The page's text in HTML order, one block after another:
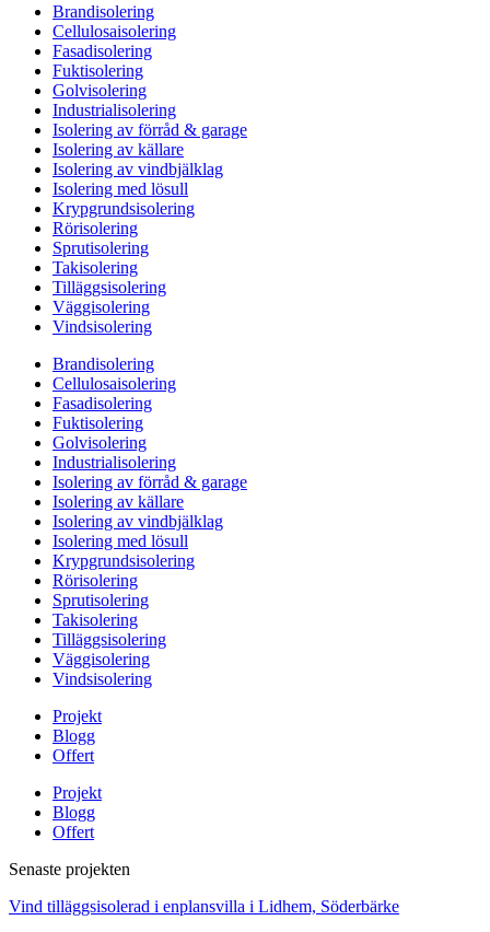
Brandisolering
Cellulosaisolering
Fasadisolering
Fuktisolering
Golvisolering
Industrialisolering
Isolering av förråd & garage
Isolering av källare
Isolering av vindbjälklag
Isolering med lösull
Krypgrundsisolering
Rörisolering
Sprutisolering
Takisolering
Tilläggsisolering
Väggisolering
Vindsisolering
Brandisolering
Cellulosaisolering
Fasadisolering
Fuktisolering
Golvisolering
Industrialisolering
Isolering av förråd & garage
Isolering av källare
Isolering av vindbjälklag
Isolering med lösull
Krypgrundsisolering
Rörisolering
Sprutisolering
Takisolering
Tilläggsisolering
Väggisolering
Vindsisolering
Projekt
Blogg
Offert
Projekt
Blogg
Offert
Senaste projekten
Vind tilläggsisolerad i enplansvilla i Lidhem, Söderbärke